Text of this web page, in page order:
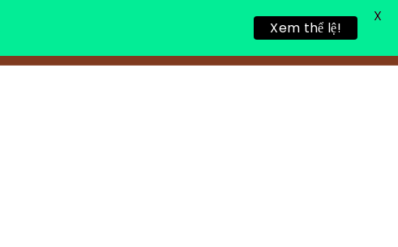
Xem thể lệ!
X